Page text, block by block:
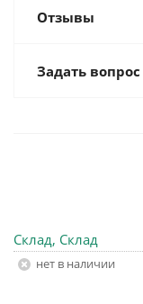
Отзывы
Задать вопрос
Склад, Склад
Нет в наличии